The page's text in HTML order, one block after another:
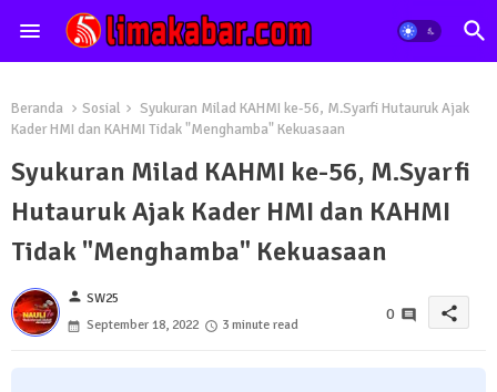
Beranda Sosial
Syukuran Milad KAHMI ke-56, M.Syarfi Hutauruk Ajak
Kader HMI dan KAHMI Tidak "Menghamba" Kekuasaan
Syukuran Milad KAHMI ke-56, M.Syarfi
Hutauruk Ajak Kader HMI dan KAHMI
Tidak "Menghamba" Kekuasaan
person SW25
September 18, 2022
3 minute read
0 share